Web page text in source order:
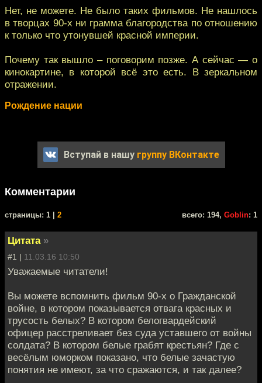
Нет, не можете. Не было таких фильмов. Не нашлось
в творцах 90-х ни грамма благородства по отношению
к только что утонувшей красной империи.
Почему так вышло – поговорим позже. А сейчас — о
кинокартине, в которой всё это есть. В зеркальном
отражении.
Рождение нации
Вступай в нашу группу ВКонтакте
Комментарии
cтраницы: 1 | 2 всего: 194, Goblin: 1
Цитата »
#1 | 11.03.16 10:50
Уважаемые читатели!
Вы можете вспомнить фильм 90-х о Гражданской
войне, в котором показывается отвага красных и
трусость белых? В котором белогвардейский
офицер расстреливает без суда уставшего от войны
солдата? В котором белые грабят крестьян? Где с
весёлым юморком показано, что белые зачастую
понятия не имеют, за что сражаются, и так далее?